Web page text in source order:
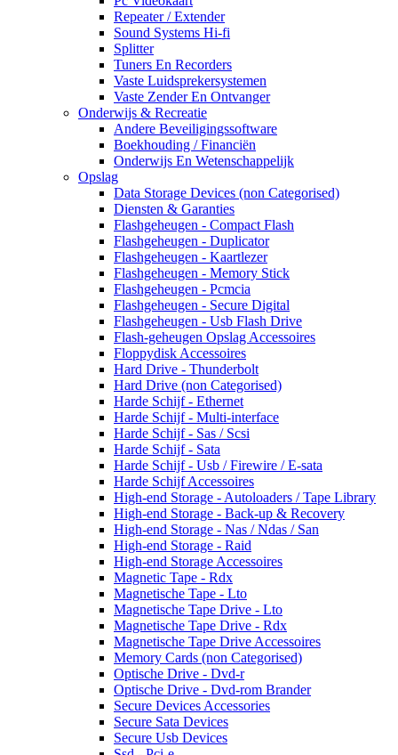
Repeater / Extender
Sound Systems Hi-fi
Splitter
Tuners En Recorders
Vaste Luidsprekersystemen
Vaste Zender En Ontvanger
Onderwijs & Recreatie
Andere Beveiligingssoftware
Boekhouding / Financiën
Onderwijs En Wetenschappelijk
Opslag
Data Storage Devices (non Categorised)
Diensten & Garanties
Flashgeheugen - Compact Flash
Flashgeheugen - Duplicator
Flashgeheugen - Kaartlezer
Flashgeheugen - Memory Stick
Flashgeheugen - Pcmcia
Flashgeheugen - Secure Digital
Flashgeheugen - Usb Flash Drive
Flash-geheugen Opslag Accessoires
Floppydisk Accessoires
Hard Drive - Thunderbolt
Hard Drive (non Categorised)
Harde Schijf - Ethernet
Harde Schijf - Multi-interface
Harde Schijf - Sas / Scsi
Harde Schijf - Sata
Harde Schijf - Usb / Firewire / E-sata
Harde Schijf Accessoires
High-end Storage - Autoloaders / Tape Library
High-end Storage - Back-up & Recovery
High-end Storage - Nas / Ndas / San
High-end Storage - Raid
High-end Storage Accessoires
Magnetic Tape - Rdx
Magnetische Tape - Lto
Magnetische Tape Drive - Lto
Magnetische Tape Drive - Rdx
Magnetische Tape Drive Accessoires
Memory Cards (non Categorised)
Optische Drive - Dvd-r
Optische Drive - Dvd-rom Brander
Secure Devices Accessories
Secure Sata Devices
Secure Usb Devices